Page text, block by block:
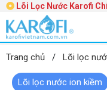
Lõi Lọc Nước Karofi
Trang chủ / Lõi lọc
Lõi lọc nước ion kiềm